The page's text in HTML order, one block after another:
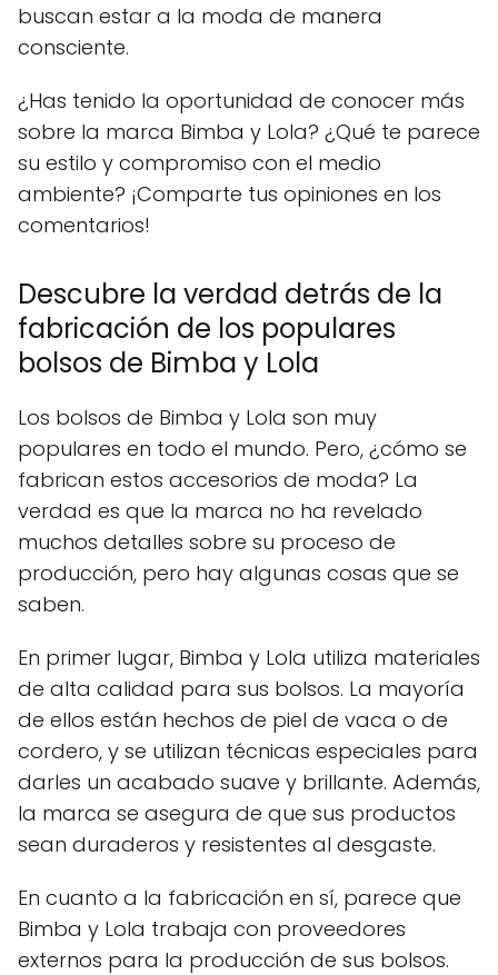
buscan estar a la moda de manera
consciente.
¿Has tenido la oportunidad de conocer más
sobre la marca Bimba y Lola? ¿Qué te parece
su estilo y compromiso con el medio
ambiente? ¡Comparte tus opiniones en los
comentarios!
Descubre la verdad detrás de la
fabricación de los populares
bolsos de Bimba y Lola
Los bolsos de Bimba y Lola son muy
populares en todo el mundo. Pero, ¿cómo se
fabrican estos accesorios de moda? La
verdad es que la marca no ha revelado
muchos detalles sobre su proceso de
producción, pero hay algunas cosas que se
saben.
En primer lugar, Bimba y Lola utiliza materiales
de alta calidad para sus bolsos. La mayoría
de ellos están hechos de piel de vaca o de
cordero, y se utilizan técnicas especiales para
darles un acabado suave y brillante. Además,
la marca se asegura de que sus productos
sean duraderos y resistentes al desgaste.
En cuanto a la fabricación en sí, parece que
Bimba y Lola trabaja con proveedores
externos para la producción de sus bolsos.